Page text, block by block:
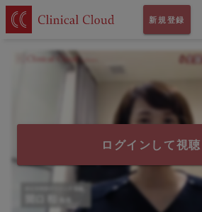
新規登録
ログインして視